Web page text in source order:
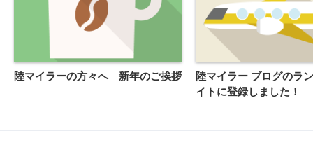
陸マイラーの方々へ 新年のご挨拶
陸マイラー ブログのラ
イトに登録しました！